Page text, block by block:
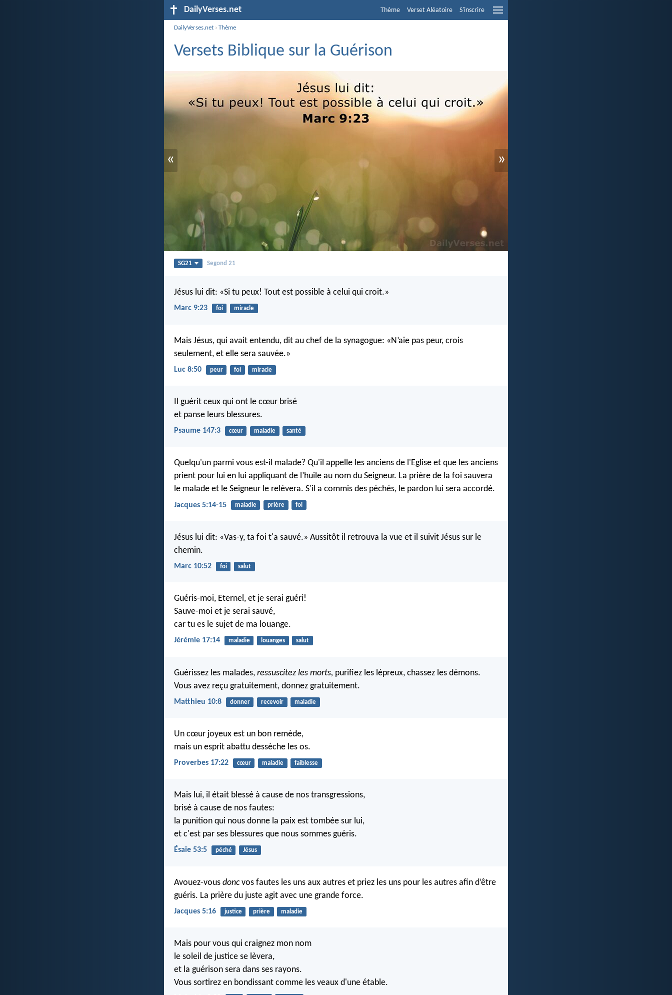
DailyVerses.net Thème Verset Aléatoire S'inscrire
DailyVerses.net ›Thème
Versets Biblique sur la Guérison
« »
SG21 Segond 21
Jésus lui dit: «Si tu peux! Tout est possible à celui qui croit.»
Marc 9:23 foi miracle
Mais Jésus, qui avait entendu, dit au chef de la synagogue: «N’aie pas peur, crois
seulement, et elle sera sauvée.»
Luc 8:50 peur foi miracle
Il guérit ceux qui ont le cœur brisé
et panse leurs blessures.
Psaume 147:3 cœur maladie santé
Quelqu'un parmi vous est-il malade? Qu'il appelle les anciens de l'Eglise et que les anciens
prient pour lui en lui appliquant de l’huile au nom du Seigneur. La prière de la foi sauvera
le malade et le Seigneur le relèvera. S'il a commis des péchés, le pardon lui sera accordé.
Jacques 5:14-15 maladie prière foi
Jésus lui dit: «Vas-y, ta foi t'a sauvé.» Aussitôt il retrouva la vue et il suivit Jésus sur le
chemin.
Marc 10:52 foi salut
Guéris-moi, Eternel, et je serai guéri!
Sauve-moi et je serai sauvé,
car tu es le sujet de ma louange.
Jérémie 17:14 maladie louanges salut
Guérissez les malades, ressuscitez les morts, purifiez les lépreux, chassez les démons.
Vous avez reçu gratuitement, donnez gratuitement.
Matthieu 10:8 donner recevoir maladie
Un cœur joyeux est un bon remède,
mais un esprit abattu dessèche les os.
Proverbes 17:22 cœur maladie faiblesse
Mais lui, il était blessé à cause de nos transgressions,
brisé à cause de nos fautes:
la punition qui nous donne la paix est tombée sur lui,
et c'est par ses blessures que nous sommes guéris.
Ésaïe 53:5 péché Jésus
Avouez-vous doncvos fautes les uns aux autres et priez les uns pour les autres afin d’être
guéris. La prière du juste agit avec une grande force.
Jacques 5:16 justice prière maladie
Mais pour vous qui craignez mon nom
le soleil de justice se lèvera,
et la guérison sera dans ses rayons.
Vous sortirez en bondissant comme les veaux d'une étable.